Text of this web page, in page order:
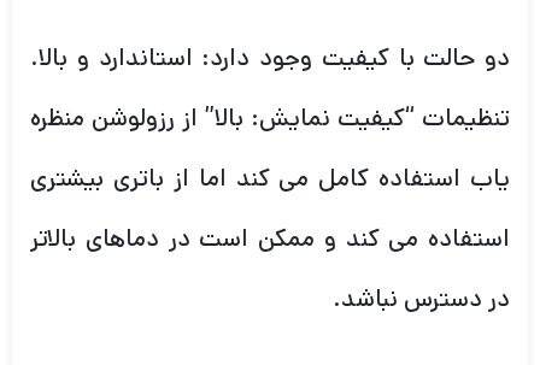
دو حالت با کیفیت وجود دارد: استاندارد و بالا.
تنظیمات “کیفیت نمایش: بالا” از رزولوشن منظره
یاب استفاده کامل می کند اما از باتری بیشتری
استفاده می کند و ممکن است در دماهای بالاتر
در دسترس نباشد.